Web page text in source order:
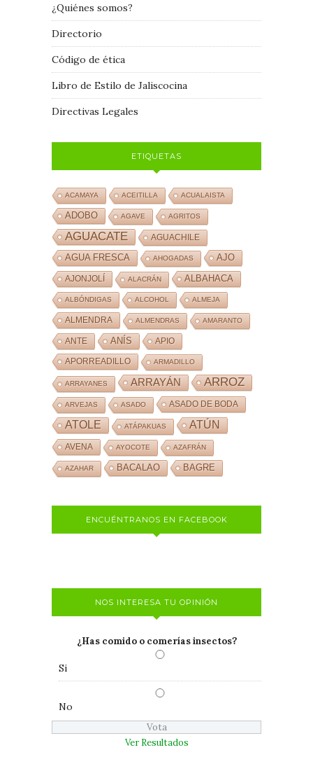
¿Quiénes somos?
Directorio
Código de ética
Libro de Estilo de Jaliscocina
Directivas Legales
ETIQUETAS
ACAMAYA ACEITILLA ACUALAISTA
ADOBO AGAVE AGRITOS
AGUACATE AGUACHILE
AGUA FRESCA AHOGADAS AJO
AJONJOLÍ ALACRÁN ALBAHACA
ALBÓNDIGAS ALCOHOL ALMEJA
ALMENDRA ALMENDRAS AMARANTO
ANTE ANÍS APIO
APORREADILLO ARMADILLO
ARRAYANES ARRAYÁN ARROZ
ARVEJAS ASADO ASADO DE BODA
ATOLE ATÁPAKUAS ATÚN
AVENA AYOCOTE AZAFRÁN
AZAHAR BACALAO BAGRE
ENCUÉNTRANOS EN FACEBOOK
NOS INTERESA TU OPINIÓN
¿Has comido o comerías insectos?
Si
No
Ver Resultados